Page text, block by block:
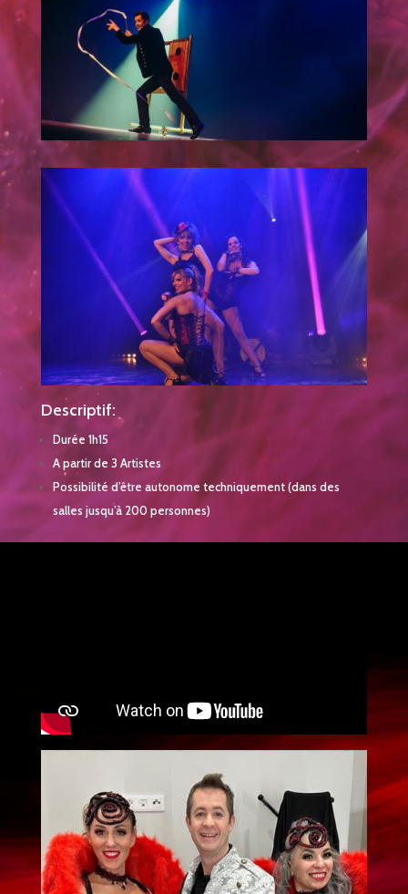
Descriptif:
Durée 1h15
A partir de 3 Artistes
Possibilité d’être autonome techniquement (dans des
salles jusqu’à 200 personnes)